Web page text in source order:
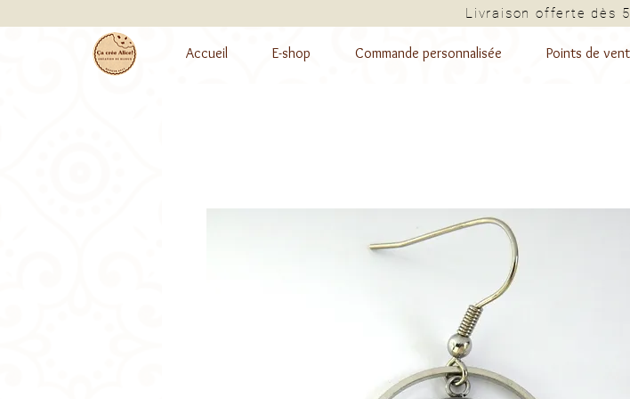
Livraison
Accueil E-shop Commande personnalisée Points de